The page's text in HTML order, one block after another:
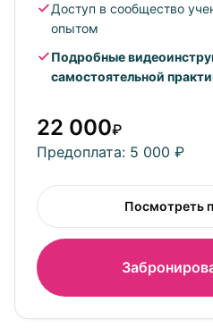
Доступ в сообщество
опытом
Подробные
самостоятельной
22 000₽
Предоплата: 5 000 ₽
Посмотреть